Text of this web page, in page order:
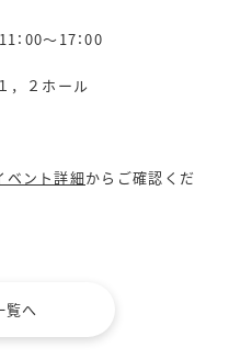
00～17：00
２ホール
ベント詳細からご確認くだ
覧へ